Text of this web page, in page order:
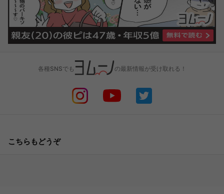
各種SNSでも の最新情報が受け取れる！
こちらもどうぞ